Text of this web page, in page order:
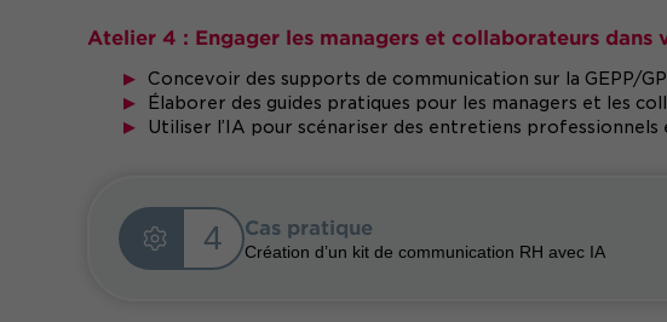
Atelier 4 : Engager les managers et collaborateurs dans
Concevoir des supports de communication sur la GEPP/
Élaborer des guides pratiques pour les managers et les
Utiliser l’IA pour scénariser des entretiens professionnels
4 Cas pratique
Création d’un kit de communication RH avec IA